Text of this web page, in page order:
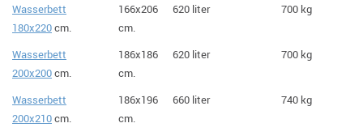
Wasserbett
180x220cm.
166x206
cm.
620 liter 700 kg
Wasserbett
200x200cm.
186x186
cm.
620 liter 700 kg
Wasserbett
200x210cm.
186x196
cm.
660 liter 740 kg